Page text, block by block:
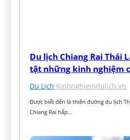
Du lịch Chiang Rai Thái
tật những kinh nghiệm
Du Lịch·Kinhnghiemdulich.vn
Được biết đến là thiên đường du lịch
Chiang Rai hấp…